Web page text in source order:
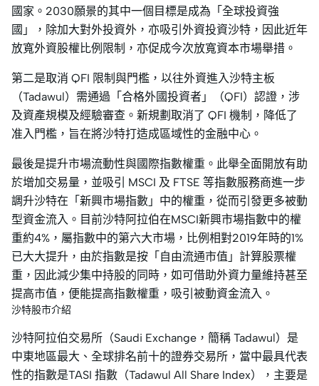
國家。2030願景的其中一個目標是成為「全球投資強
國」，除加大對外投資外，亦吸引外資投資沙特，因此近年
放寬外資股權比例限制，亦促成今次放寬資本市場舉措。
第二是取消 QFI 限制與門檻，以往外資進入沙特主板
（Tadawul）需通過「合格外國投資者」（QFI）認證，涉
及資產規模及經驗審查。新規劃取消了 QFI 機制，降低了
准入門檻，旨在將沙特打造成區域性的金融中心。
最後是提升市場流動性與國際指數權重。此舉全面開放有助
於增加交易量，並吸引 MSCI 及 FTSE 等指數服務商進一步
調升沙特在「新興市場指數」中的權重，從而引發更多被動
型資金流入。目前沙特阿拉伯在MSCI新興市場指數中的權
重約4%，屬指數中的第六大市場，比例相對2019年時的1%
已大大提升，由於指數是按「自由流通市值」計算股票權
重，因此減少集中持股的同時，如可借助外資力量維持甚至
提高市值，便能提高指數權重，吸引被動資金流入。
沙特股市介紹
沙特阿拉伯交易所（Saudi Exchange，簡稱 Tadawul）是
中東地區最大、全球排名前十的證券交易所，當中最具代表
性的指數是TASI 指數（Tadawul All Share Index），主要是